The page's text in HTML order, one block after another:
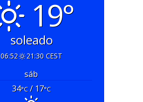
19°
soleado
06:52 21:30 CEST
sáb
34°C/ 17°C